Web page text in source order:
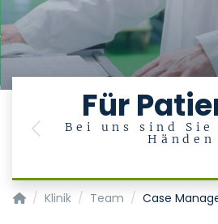
Für
Bei uns sind
Händen
Previous
Klinik für Kardiologie, Angiologie
Klinik Team Case